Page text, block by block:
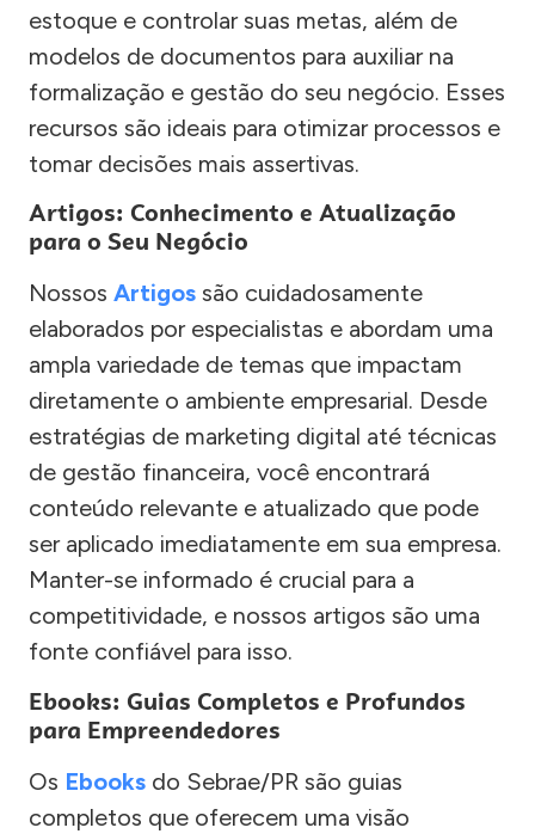
estoque e controlar suas metas, além de
modelos de documentos para auxiliar na
formalização e gestão do seu negócio. Esses
recursos são ideais para otimizar processos e
tomar decisões mais assertivas.
Artigos: Conhecimento e Atualização
para o Seu Negócio
Nossos Artigos são cuidadosamente
elaborados por especialistas e abordam uma
ampla variedade de temas que impactam
diretamente o ambiente empresarial. Desde
estratégias de marketing digital até técnicas
de gestão financeira, você encontrará
conteúdo relevante e atualizado que pode
ser aplicado imediatamente em sua empresa.
Manter-se informado é crucial para a
competitividade, e nossos artigos são uma
fonte confiável para isso.
Ebooks: Guias Completos e Profundos
para Empreendedores
Os Ebooks do Sebrae/PR são guias
completos que oferecem uma visão